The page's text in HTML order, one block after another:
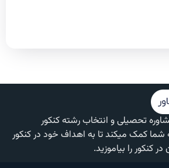
تحصیلی و انتخاب رشته کنکور
شما کمک میکند تا به اهداف خود در کنکور
کنکور را بیاموزید.